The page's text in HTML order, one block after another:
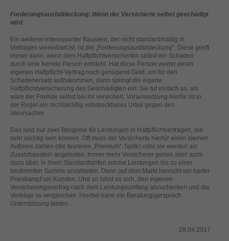
Forderungsausfalldeckung: Wenn der Versicherte selbst geschädigt
wird
Ein weiterer interessanter Baustein, der nicht standardmäßig in
Verträgen vereinbart ist, ist die „Forderungsausfalldeckung“. Diese greift
immer dann, wenn dem Haftpflichtversicherten selbst ein Schaden
durch eine fremde Person entsteht. Hat diese Person weder einen
eigenen Haftpflicht-Vertrag noch genügend Geld, um für den
Schadenersatz aufzukommen, dann springt die eigene
Haftpflichtversicherung des Geschädigten ein: Sie tut einfach so, als
wäre der Fremde selbst bei ihr versichert. Voraussetzung hierfür ist in
der Regel ein rechtskräftig vollstreckbares Urteil gegen den
Verursacher.
Das sind nur zwei Beispiele für Leistungen in Haftpflichtverträgen, die
sehr wichtig sein können. Oft muss der Versicherte hierfür einen kleinen
Aufpreis zahlen (die teureren „Premium“-Tarife) oder sie werden als
Zusatzbaustein angeboten. Immer mehr Versicherer gehen aber auch
dazu über, in ihren Standardtarifen solche Leistungen bis zu einer
bestimmten Summe anzubieten. Denn auf dem Markt herrscht ein harter
Preiskampf um Kunden. Und so lohnt es sich, den eigenen
Versicherungsvertrag nach dem Leistungsumfang abzuchecken und die
Verträge zu vergleichen. Hierbei kann ein Beratungsgespräch
Unterstützung bieten.
28.04.2017
Personenbezogene Daten können verarbeitet werden (z. B. IP-
Adressen), z. B. für personalisierte Anzeigen und Inhalte oder
Anzeigen- und Inhaltsmessung.
Weitere Informationen über die
Verwendung Ihrer Daten finden Sie in unserer
Datenschutzerklärung.
Hier finden Sie eine Übersicht über alle verwendeten Cookies. Sie
können Ihre Einwilligung zu ganzen Kategorien geben oder sich
weitere Informationen anzeigen lassen und so nur bestimmte
Cookies auswählen.
Alle akzeptieren Speichern
Zurück Nur essenzielle Cookies akzeptieren
Datenschutzeinstellungen
Essenziell (1)
Essenzielle Cookies ermöglichen grundlegende Funktionen und sind für
die einwandfreie Funktion der Website erforderlich.
Cookie-Informationen anzeigen
Externe Medien (2)
Inhalte von Videoplattformen und Social-Media-Plattformen werden